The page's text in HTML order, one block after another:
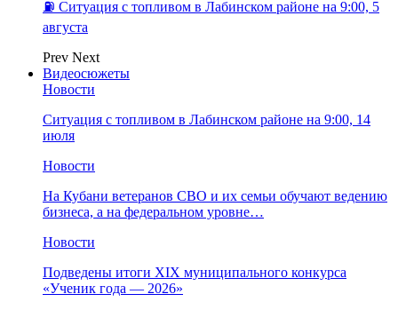
⛽️ Ситуация с топливом в Лабинском районе на 9:00, 5
августа
Prev Next
Видеосюжеты
Новости
Ситуация с топливом в Лабинском районе на 9:00, 14
июля
Новости
На Кубани ветеранов СВО и их семьи обучают ведению
бизнеса, а на федеральном уровне…
Новости
Подведены итоги XIX муниципального конкурса
«Ученик года — 2026»